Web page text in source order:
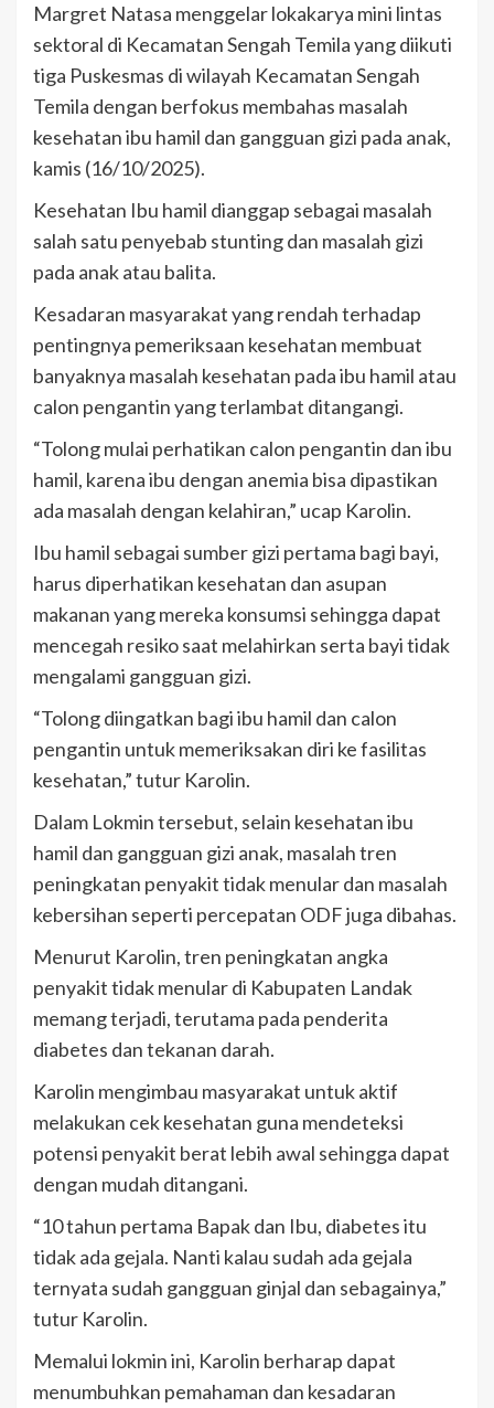
Margret Natasa menggelar lokakarya mini lintas
sektoral di Kecamatan Sengah Temila yang diikuti
tiga Puskesmas di wilayah Kecamatan Sengah
Temila dengan berfokus membahas masalah
kesehatan ibu hamil dan gangguan gizi pada anak,
kamis (16/10/2025).
Kesehatan Ibu hamil dianggap sebagai masalah
salah satu penyebab stunting dan masalah gizi
pada anak atau balita.
Kesadaran masyarakat yang rendah terhadap
pentingnya pemeriksaan kesehatan membuat
banyaknya masalah kesehatan pada ibu hamil atau
calon pengantin yang terlambat ditangangi.
“Tolong mulai perhatikan calon pengantin dan ibu
hamil, karena ibu dengan anemia bisa dipastikan
ada masalah dengan kelahiran,” ucap Karolin.
Ibu hamil sebagai sumber gizi pertama bagi bayi,
harus diperhatikan kesehatan dan asupan
makanan yang mereka konsumsi sehingga dapat
mencegah resiko saat melahirkan serta bayi tidak
mengalami gangguan gizi.
“Tolong diingatkan bagi ibu hamil dan calon
pengantin untuk memeriksakan diri ke fasilitas
kesehatan,” tutur Karolin.
Dalam Lokmin tersebut, selain kesehatan ibu
hamil dan gangguan gizi anak, masalah tren
peningkatan penyakit tidak menular dan masalah
kebersihan seperti percepatan ODF juga dibahas.
Menurut Karolin, tren peningkatan angka
penyakit tidak menular di Kabupaten Landak
memang terjadi, terutama pada penderita
diabetes dan tekanan darah.
Karolin mengimbau masyarakat untuk aktif
melakukan cek kesehatan guna mendeteksi
potensi penyakit berat lebih awal sehingga dapat
dengan mudah ditangani.
“10 tahun pertama Bapak dan Ibu, diabetes itu
tidak ada gejala. Nanti kalau sudah ada gejala
ternyata sudah gangguan ginjal dan sebagainya,”
tutur Karolin.
Memalui lokmin ini, Karolin berharap dapat
menumbuhkan pemahaman dan kesadaran